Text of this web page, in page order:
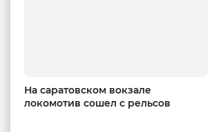
На саратовском вокзале
локомотив сошел с рельсов